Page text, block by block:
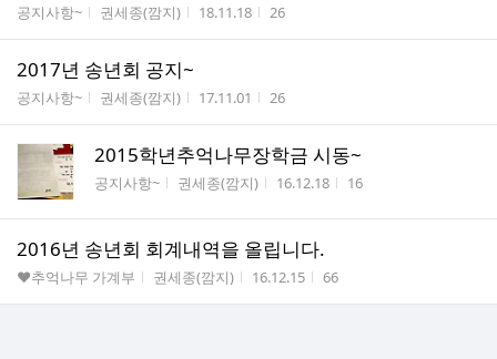
게시판명
공지사항~ 작성자
권세종(깜지) 작성시간
18.11.18 조회수
26
2017년 송년회 공지~
게시판명
공지사항~ 작성자
권세종(깜지) 작성시간
17.11.01 조회수
26
2015학년추억나무장학금 시동~
게시판명
공지사항~ 작성자
권세종(깜지) 작성시간
16.12.18 조회수
16
2016년 송년회 회계내역을 올립니다.
게시판명
♥추억나무 가계부 작성자
권세종(깜지) 작성시간
16.12.15 조회수
66